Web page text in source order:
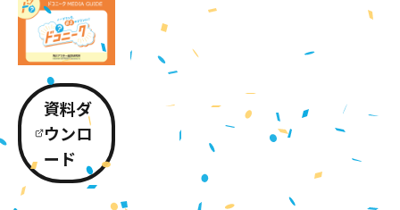
資料ダ
ウンロ
ード